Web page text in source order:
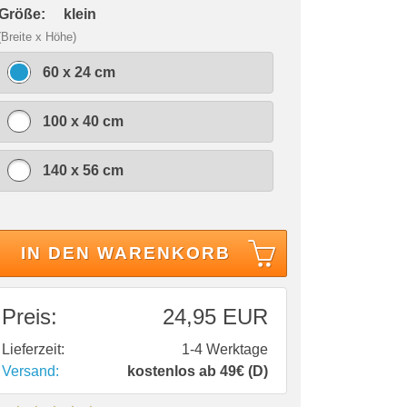
klein
x Höhe)
60 x 24 cm
100 x 40 cm
140 x 56 cm
IN DEN WARENKORB
Preis: 24,95 EUR
Lieferzeit:
1-4 Werktage
Versand:
kostenlos ab 49€ (D)